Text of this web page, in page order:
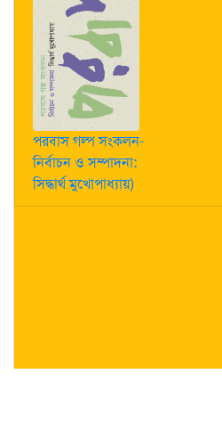
পরবাস গল্প সংকলন-
নির্বাচন ও সম্পাদনা:
সিদ্ধার্থ মুখোপাধ্যায়)